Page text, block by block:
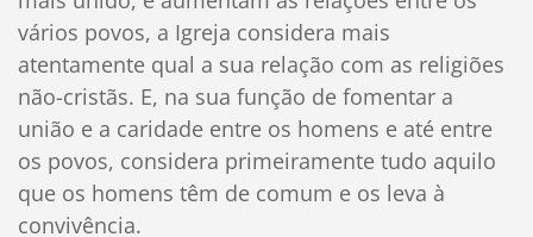
vários povos, a Igreja considera mais
atentamente qual a sua relação com as religiões
não-cristãs. E, na sua função de fomentar a
união e a caridade entre os homens e até entre
os povos, considera primeiramente tudo aquilo
que os homens têm de comum e os leva à
convivência.